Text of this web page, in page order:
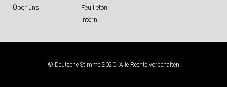
Über uns
Feuilleton
Intern
© Deutsche Stimme 2020. Alle Rechte vorbehalten